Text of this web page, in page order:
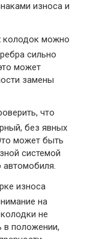
износа и
колодок можно
сильно
может
замены
что
без явных
может быть
системой
автомобиля.
износа
на
не
положении,